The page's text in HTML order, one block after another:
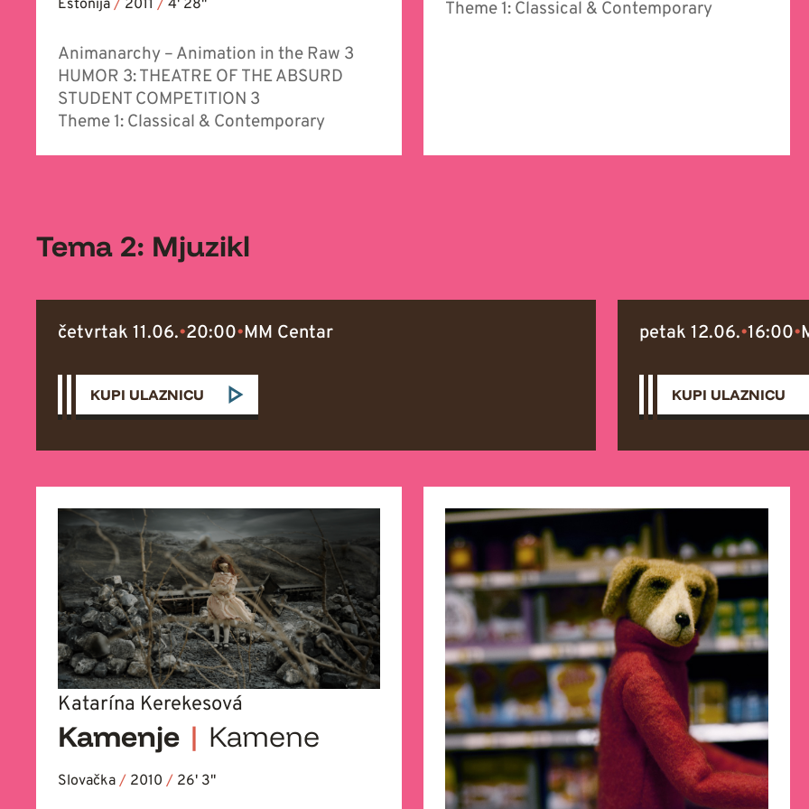
Estonija / 2011 / 4' 28''
Animanarchy – Animation in the Raw 3
HUMOR 3: THEATRE OF THE ABSURD
STUDENT COMPETITION 3
Theme 1: Classical & Contemporary
Theme 1: Classical & Contemporary
Tema 2: Mjuzikl
četvrtak 11.06.•20:00•MM Centar
KUPI ULAZNICU
petak 12.06.•16:00•
KUPI ULAZNICU
Katarína Kerekesová
Kamenje | Kamene
Slovačka / 2010 / 26' 3''